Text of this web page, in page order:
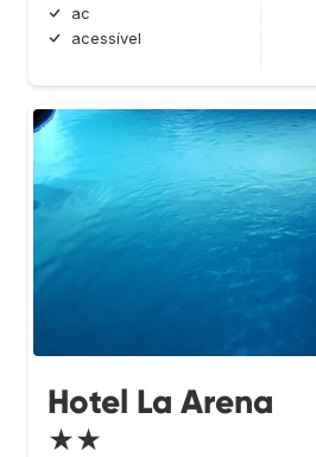
ac
acessível
Hotel La Arena
★★